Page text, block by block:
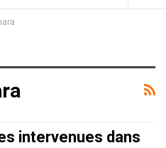
intervenues dans